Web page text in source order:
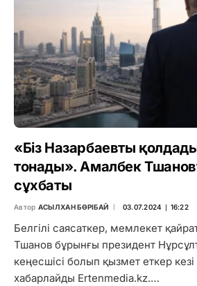
«Біз Назарбаевты
тонады». Амалбек
сұхбаты
Автор АСЫЛХАН БӨРІБАЙ 03.07.2024 ∣ 16:22
Белгілі саясаткер, мемлекет
Тшанов бұрынғы президент
кеңесшісі болып қызмет еткер
хабарлайды Ertenmedia.kz.…